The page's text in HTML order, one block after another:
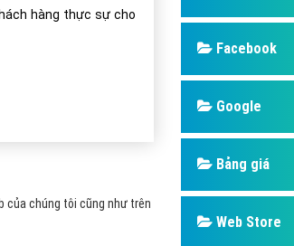
Hỏi đáp quảng cáo mobile
Hỏi đáp quảng cáo Online
Hỏi đáp quảng cáo Skype
Hỏi đáp Domain & Hosting
Hỏi đáp viết bài Marketing
hàng thực sự cho
của chúng tôi cũng như trên
Facebook
Google
Bảng giá
Web Store